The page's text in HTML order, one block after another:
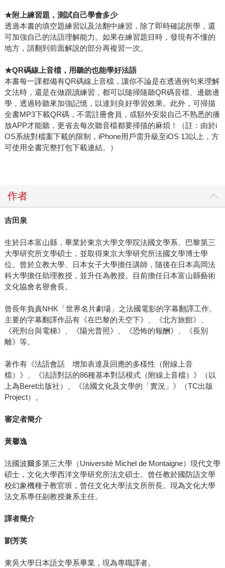
★附上練習題，測試自己學會多少
透過本書的填空題練習以及法翻中練習，除了即時確認所學，還
可加強自己的法語理解能力。如果在練習題目時，發現有不懂的
地方，請翻到前面解說的部分再複習一次。
★QR碼線上音檔，用聽的也能學好法語
本書每一課都備有QR碼線上音檔，讓你不論是在透過例句來理解
文法時，還是在做跟讀練習，都可以隨掃隨聽QR碼音檔、邊聽邊
學，透過聆聽來加強記憶，以達到良好學習效果。此外，可掃描
全書MP3下載QR碼，不需註冊會員，或額外安裝自己不熟悉的播
放APP才能聽，更省去每次聽音檔都要掃描的麻煩！（註：由於i
OS系統對檔案下載的限制，iPhone用戶需升級至iOS 13以上，方
可使用全書完整打包下載連結。）
作者
吉田泉
生於日本富山縣，畢業於東京大學文學院法國文學系、巴黎第三
大學研究所文學碩士，並取得東京大學研究所法國文學博士學
位。曾於立教大學、日本女子大學擔任講師，隨後在日本高岡法
科大學擔任助理教授，並升任為教授。目前擔任日本富山縣藝術
文化協會名譽會長。
曾長年負責NHK「世界名片劇場」之法國電影的字幕翻譯工作。
主要的字幕翻譯作品有《在巴黎的天空下》、《北方旅館》、
《死刑台與電梯》、《陽光普照》、《恐怖的報酬》、《長別
離》等。
著作有《法語會話 增加表達及回應的多樣性（附線上音
檔）》、《法語對話的86種基本對話模式（附線上音檔）》（以
上為Beret出版社）、《法國文化及文學的「實況」》（TC出版
Project）。
審定者簡介
黃馨逸
法國波爾多第三大學（Université Michel de Montaigne）現代文學
碩士，文化大學西洋文學研究所法文碩士。曾任教於國防語文學
校幻象機種子教官班，曾任文化大學法文所所長。現為文化大學
法文系專任副教授兼系主任。
譯者簡介
劉芳英
東吳大學日本語文學系畢業，現為專職譯者。